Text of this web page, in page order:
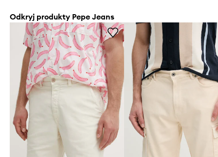
Odkryj produkty Pepe Jeans